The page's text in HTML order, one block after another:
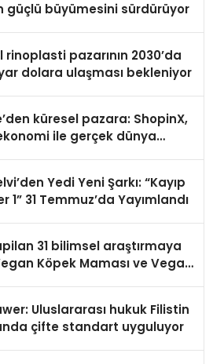
güçlü büyümesini sürdürüyor
rinoplasti pazarının 2030’da
dolara ulaşması bekleniyor
küresel pazara: ShopinX,
ile gerçek dünya
Yedi Yeni Şarkı: “Kayıp
1” 31 Temmuz’da Yayımlandı
31 bilimsel araştırmaya
Köpek Maması ve Vegan
Uluslararası hukuk Filistin
çifte standart uyguluyor